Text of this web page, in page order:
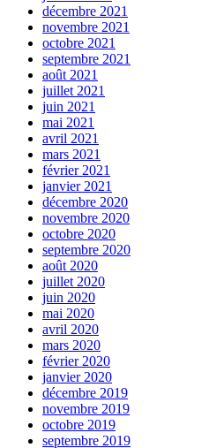
décembre 2021
novembre 2021
octobre 2021
septembre 2021
août 2021
juillet 2021
juin 2021
mai 2021
avril 2021
mars 2021
février 2021
janvier 2021
décembre 2020
novembre 2020
octobre 2020
septembre 2020
août 2020
juillet 2020
juin 2020
mai 2020
avril 2020
mars 2020
février 2020
janvier 2020
décembre 2019
novembre 2019
octobre 2019
septembre 2019